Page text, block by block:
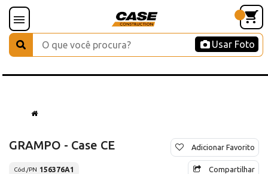
Usar Foto
GRAMPO - Case CE
Cód./PN 156376A1
Adicionar Favorito
Compartilhar